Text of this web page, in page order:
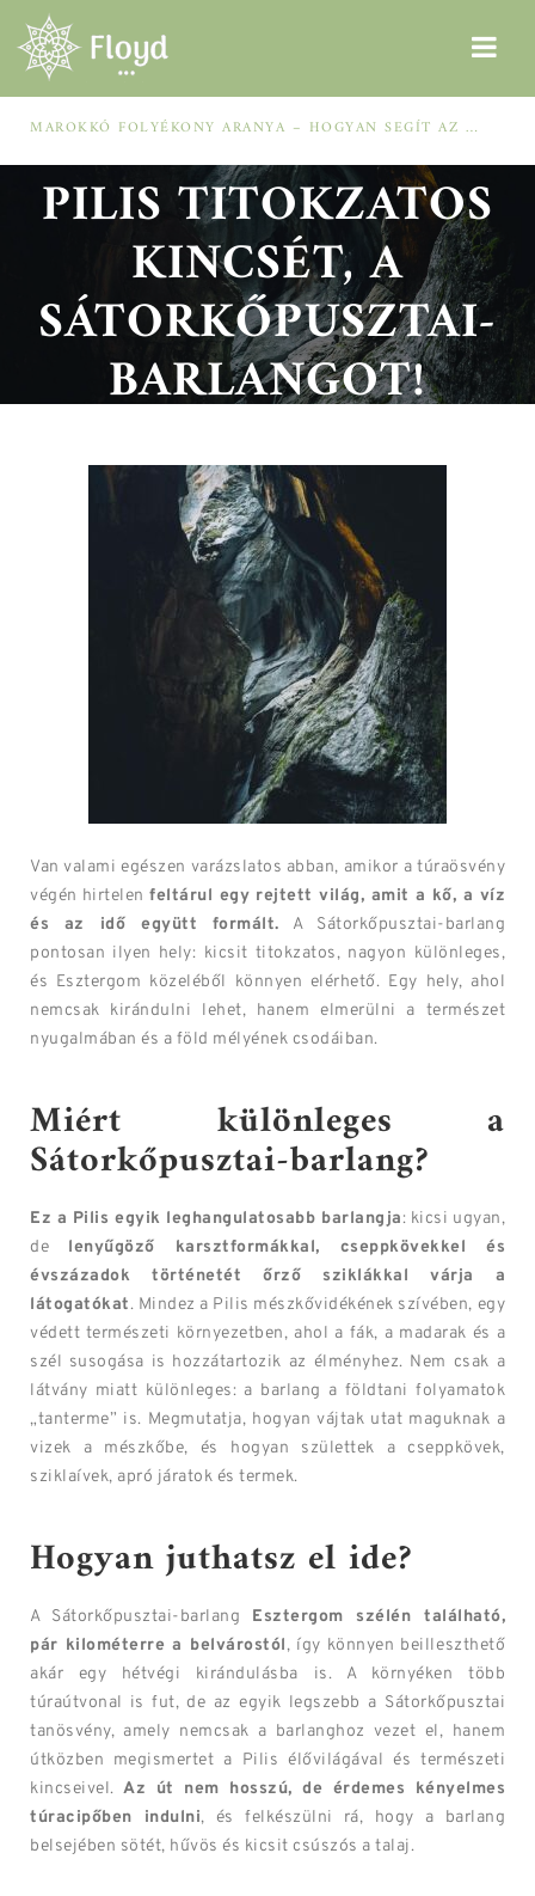
MAROKKÓ FOLYÉKONY ARANYA – HOGYAN SEGÍT AZ ARGÁNOLAJ A SZÁRAZ, MEGVISELT TINCSEKEN?
FEDEZD FEL A
PILIS TITOKZATOS
KINCSÉT, A
SÁTORKŐPUSZTAI-
BARLANGOT!
Van valami egészen varázslatos abban, amikor a túraösvény
végén hirtelenfeltárul egy rejtett világ, amit a kő, a víz
és az idő együtt formált. A Sátorkőpusztai-barlang
pontosan ilyen hely: kicsit titokzatos, nagyon különleges,
és Esztergom közeléből könnyen elérhető. Egy hely, ahol
nemcsak kirándulni lehet, hanem elmerülni a természet
nyugalmában és a föld mélyének csodáiban.
Miért különleges a
Sátorkőpusztai-barlang?
Ez a Pilis egyik leghangulatosabb barlangja: kicsi ugyan,
de lenyűgöző karsztformákkal, cseppkövekkel és
évszázadok történetét őrző sziklákkal várja a
látogatókat. Mindez a Pilis mészkővidékének szívében, egy
védett természeti környezetben, ahol a fák, a madarak és a
szél susogása is hozzátartozik az élményhez. Nem csak a
látvány miatt különleges: a barlang a földtani folyamatok
„tanterme” is. Megmutatja, hogyan vájtak utat maguknak a
vizek a mészkőbe, és hogyan születtek a cseppkövek,
sziklaívek, apró járatok és termek.
Hogyan juthatsz el ide?
A Sátorkőpusztai-barlang Esztergom szélén található,
pár kilométerre a belvárostól, így könnyen beilleszthető
akár egy hétvégi kirándulásba is. A környéken több
túraútvonal is fut, de az egyik legszebb a Sátorkőpusztai
tanösvény, amely nemcsak a barlanghoz vezet el, hanem
útközben megismertet a Pilis élővilágával és természeti
kincseivel. Az út nem hosszú, de érdemes kényelmes
túracipőben indulni, és felkészülni rá, hogy a barlang
belsejében sötét, hűvös és kicsit csúszós a talaj.